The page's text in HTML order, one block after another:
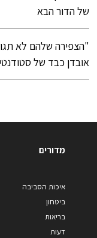
של הדור הבא
אובדן כבד של
מדורים
איכות הסביבה
ביטחון
בריאות
דעות